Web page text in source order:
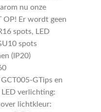
nu onze
OP! Er wordt geen
spots, LED
spots
(IP20)
GTips en
LED verlichting:
over lichtkleur: